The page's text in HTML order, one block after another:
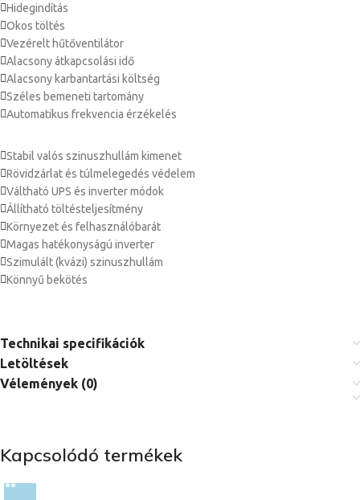
Hidegindítás
Okos töltés
Vezérelt hűtőventilátor
Alacsony átkapcsolási idő
Alacsony karbantartási költség
Széles bemeneti tartomány
Automatikus frekvencia érzékelés
Stabil valós szinuszhullám kimenet
Rövidzárlat és túlmelegedés védelem
Váltható UPS és inverter módok
Állítható töltésteljesítmény
Környezet és felhasználóbarát
Magas hatékonyságú inverter
Szimulált (kvázi) szinuszhullám
Könnyű bekötés
Technikai specifikációk
Letöltések
Vélemények (0)
Kapcsolódó termékek